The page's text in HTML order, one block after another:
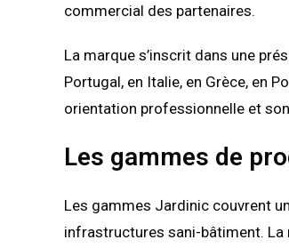
commercial des partenaires.
La marque s’inscrit dans une
Portugal, en Italie, en Grèce, en
orientation professionnelle et
Les gammes de
Les gammes Jardinic couvrent
infrastructures sani-bâtiment.